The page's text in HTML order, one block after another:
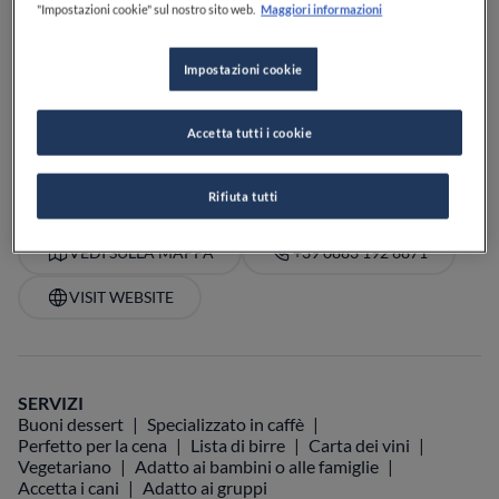
0 0 0 0 0
Via Orfeo Mazzitelli, 25670124BariBAItalia
CHIUSO ApreGiovedì,19:30-23:30 VEDI ORARI
VEDI SULLA MAPPA +39 0883 192 6871
VISIT WEBSITE
SERVIZI
Buoni dessert
Specializzato in caffè
Perfetto per la cena
Lista di birre
Carta dei vini
Vegetariano
Adatto ai bambini o alle famiglie
Accetta i cani
Adatto ai gruppi
"Impostazioni cookie" sul nostro sito web. Maggiori informazioni
Impostazioni cookie
Rifiuta tutti
Accetta tutti i cookie